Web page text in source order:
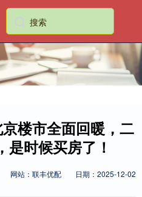
楼市全面回暖，二
是时候买房了！
网站：联丰优配
日期：2025-12-02